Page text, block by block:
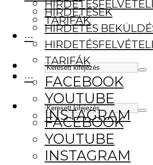
TARIFÁK
···
FACEBOOK
YOUTUBE
INSTAGRAM
HIRDETÉSEK
HIRDETÉS
TARIFÁK
···
FACEBOOK
YOUTUBE
INSTAGRAM